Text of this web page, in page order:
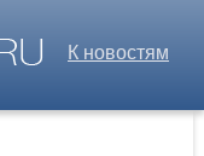
К новостям